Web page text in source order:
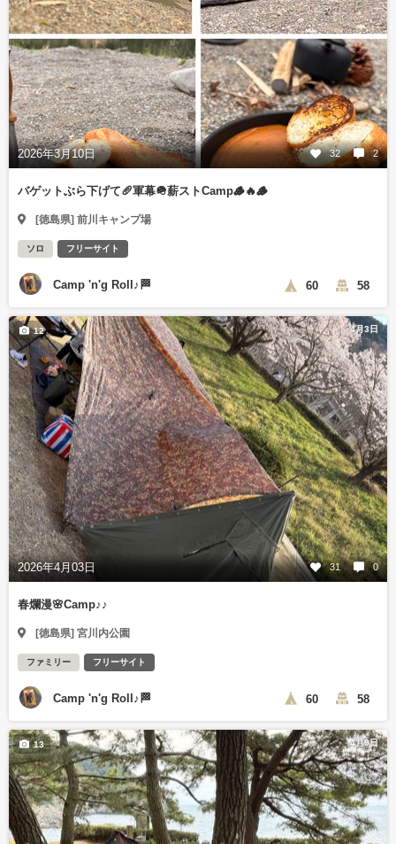
2026年3月10日 32 2
バゲットぶら下げて🥖軍幕🪖薪ストCamp🪵🔥🪵
[徳島県] 前川キャンプ場
ソロ フリーサイト
Camp 'n'g Roll♪🏁 60 58
4月3日
2026年4月03日 31 0
12
春爛漫🌸Camp♪♪
[徳島県] 宮川内公園
ファミリー フリーサイト
Camp 'n'g Roll♪🏁 60 58
4月9日
13